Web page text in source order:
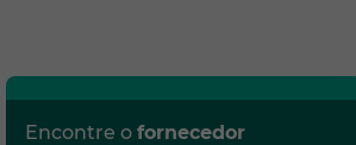
Encontre o fornecedor